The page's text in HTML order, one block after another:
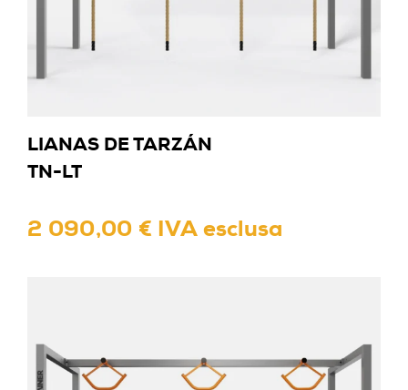
LIANAS DE TARZÁN
TN-LT
2 090,00 € IVA esclusa